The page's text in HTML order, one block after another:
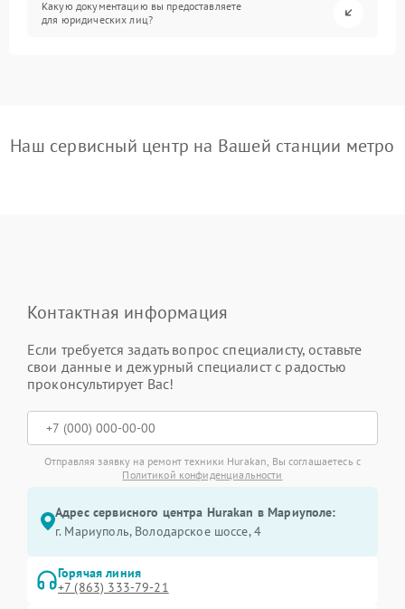
Какую документацию вы предоставляете
для юридических лиц?
Наш сервисный центр на Вашей станции метро
Контактная информация
Если требуется задать вопрос специалисту, оставьте
свои данные и дежурный специалист с радостью
проконсультирует Вас!
Отправляя заявку на ремонт техники Hurakan, Вы соглашаетесь с
Политикой конфиденциальности
Адрес сервисного центра Hurakan в Мариуполе:
г. Мариуполь, Володарское шоссе, 4
Горячая линия
+7 (863) 333-79-21